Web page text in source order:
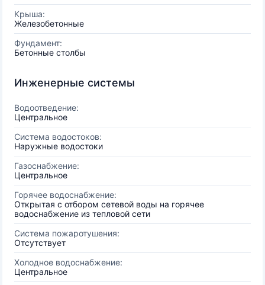
Крыша:
Железобетонные
Фундамент:
Бетонные столбы
Инженерные системы
Водоотведение:
Центральное
Система водостоков:
Наружные водостоки
Газоснабжение:
Центральное
Горячее водоснабжение:
Открытая с отбором сетевой воды на горячее
водоснабжение из тепловой сети
Система пожаротушения:
Отсутствует
Холодное водоснабжение:
Центральное